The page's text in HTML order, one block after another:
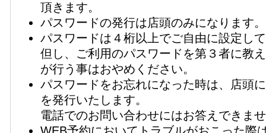
頂きます。
パスワードの発行は店頭のみになります。
パスワードは４桁以上でご自由に設定し
但し、ご利用のパスワードを第３者に教
が行う事はおやめください。
パスワードをお忘れになった時は、店頭
を発行いたします。
電話でのお問い合わせにはお答えできま